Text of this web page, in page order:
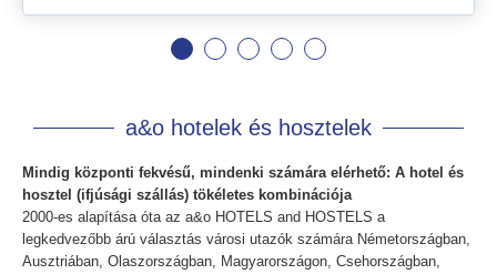
a&o hotelek és hosztelek
Mindig központi fekvésű, mindenki számára elérhető: A hotel és
hosztel (ifjúsági szállás) tökéletes kombinációja
2000-es alapítása óta az a&o HOTELS and HOSTELS a
legkedvezőbb árú választás városi utazók számára Németországban,
Ausztriában, Olaszországban, Magyarországon, Csehországban,